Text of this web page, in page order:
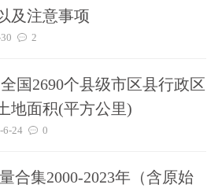
及注意事项
2
全国2690个县级市区县行政区
地面积(平方公里)
6-24 0
合集2000-2023年（含原始